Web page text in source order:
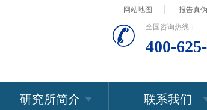
网站地图 报告真
全国咨询热线：
400-
研究所简介 联系我们